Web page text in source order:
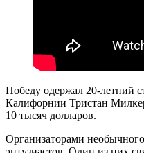
Победу одержал 20-летний
Калифорнии Тристан
10 тысяч долларов.
Организаторами